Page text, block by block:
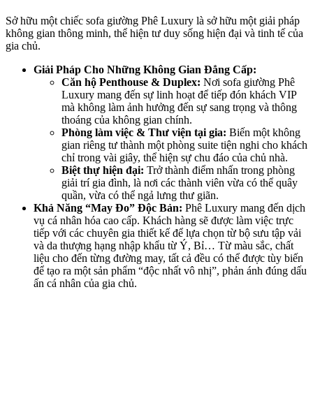
Sở hữu một chiếc sofa giường Phê Luxury là sở hữu một giải pháp
không gian thông minh, thể hiện tư duy sống hiện đại và tinh tế của
gia chủ.
Giải Pháp Cho Những Không Gian Đẳng Cấp:
Căn hộ Penthouse & Duplex: Nơi sofa giường Phê
Luxury mang đến sự linh hoạt để tiếp đón khách VIP
mà không làm ảnh hưởng đến sự sang trọng và thông
thoáng của không gian chính.
Phòng làm việc & Thư viện tại gia: Biến một không
gian riêng tư thành một phòng suite tiện nghi cho khách
chỉ trong vài giây, thể hiện sự chu đáo của chủ nhà.
Biệt thự hiện đại: Trở thành điểm nhấn trong phòng
giải trí gia đình, là nơi các thành viên vừa có thể quây
quần, vừa có thể ngả lưng thư giãn.
Khả Năng “May Đo” Độc Bản: Phê Luxury mang đến dịch
vụ cá nhân hóa cao cấp. Khách hàng sẽ được làm việc trực
tiếp với các chuyên gia thiết kế để lựa chọn từ bộ sưu tập vải
và da thượng hạng nhập khẩu từ Ý, Bỉ… Từ màu sắc, chất
liệu cho đến từng đường may, tất cả đều có thể được tùy biến
để tạo ra một sản phẩm “độc nhất vô nhị”, phản ánh đúng dấu
ấn cá nhân của gia chủ.